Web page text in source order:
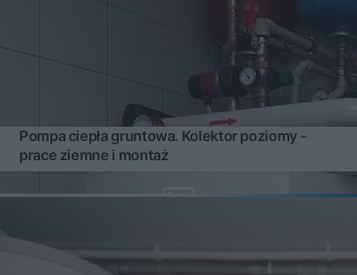
Pompa ciepła gruntowa. Kolektor poziomy -
prace ziemne i montaż